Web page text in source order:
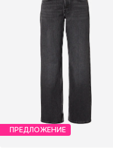
ПРЕДЛОЖЕНИЕ